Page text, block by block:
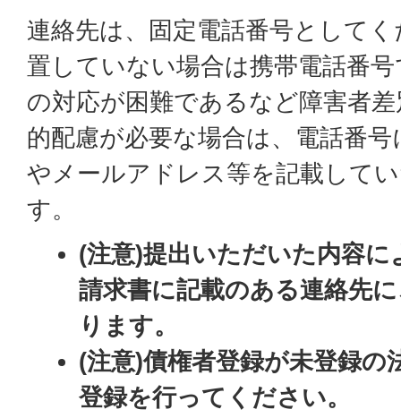
連絡先は、固定電話番号として
置していない場合は携帯電話番
の対応が困難であるなど障害者
的配慮が必要な場合は、電話番
やメールアドレス等を記載して
す。
(注意)提出いただいた内容
請求書に記載のある連絡先
ります。
(注意)債権者登録が未登録の
登録を行ってください。